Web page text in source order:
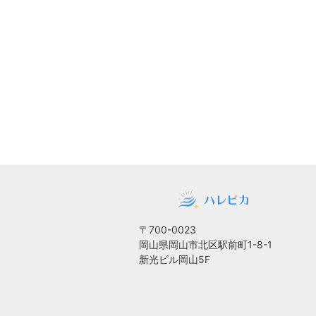
〒700-0023
岡山県岡山市北区駅前町1-8-1
新光ビル岡山5F